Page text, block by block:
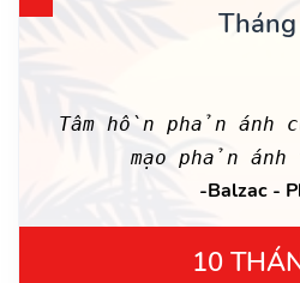
Tâm hồn phản ánh
mạo phản
-Balzac -
10